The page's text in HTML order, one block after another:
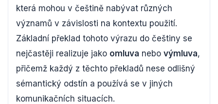
která mohou v češtině nabývat různých
významů v závislosti na kontextu použití.
Základní překlad tohoto výrazu do češtiny se
nejčastěji realizuje jako omluva nebo výmluva,
přičemž každý z těchto překladů nese odlišný
sémantický odstín a používá se v jiných
komunikačních situacích.